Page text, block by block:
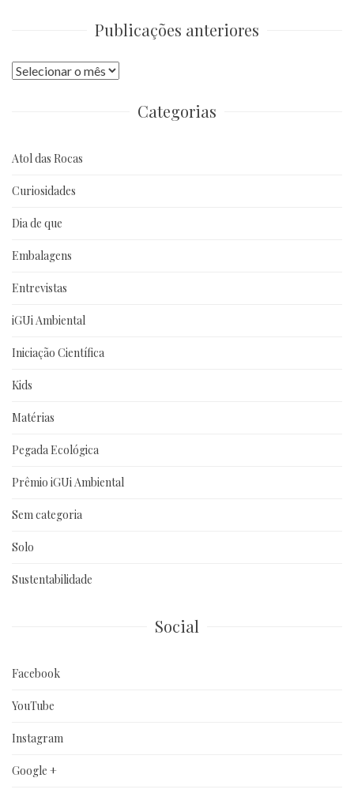
Publicações anteriores
Publicações
Categorias
Atol das Rocas
Curiosidades
Dia de que
Embalagens
Entrevistas
iGUi Ambiental
Iniciação Científica
Kids
Matérias
Pegada Ecológica
Prêmio iGUi Ambiental
Sem categoria
Solo
Sustentabilidade
Social
Facebook
YouTube
Instagram
Google +